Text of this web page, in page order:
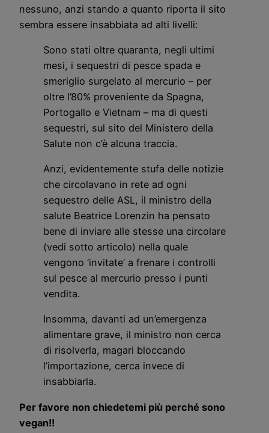
nessuno, anzi stando a quanto riporta il sito
sembra essere insabbiata ad alti livelli:
Sono stati oltre quaranta, negli ultimi
mesi, i sequestri di pesce spada e
smeriglio surgelato al mercurio – per
oltre l’80% proveniente da Spagna,
Portogallo e Vietnam – ma di questi
sequestri, sul sito del Ministero della
Salute non c’è alcuna traccia.
Anzi, evidentemente stufa delle notizie
che circolavano in rete ad ogni
sequestro delle ASL, il ministro della
salute Beatrice Lorenzin ha pensato
bene di inviare alle stesse una circolare
(vedi sotto articolo) nella quale
vengono ‘invitate’ a frenare i controlli
sul pesce al mercurio presso i punti
vendita.
Insomma, davanti ad un’emergenza
alimentare grave, il ministro non cerca
di risolverla, magari bloccando
l’importazione, cerca invece di
insabbiarla.
Per favore non chiedetemi più perché sono
vegan!!